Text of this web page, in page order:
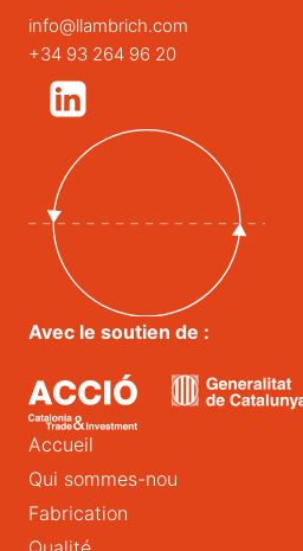
info@llambrich.com
+34 93 264 96 20
Avec le soutien de :
Accueil
Qui sommes-nou
Fabrication